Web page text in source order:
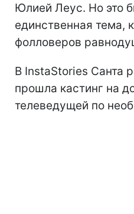
Юлией Леус. Но это
единственная тема,
фолловеров
В InstaStories Санта
прошла кастинг на
телеведущей по